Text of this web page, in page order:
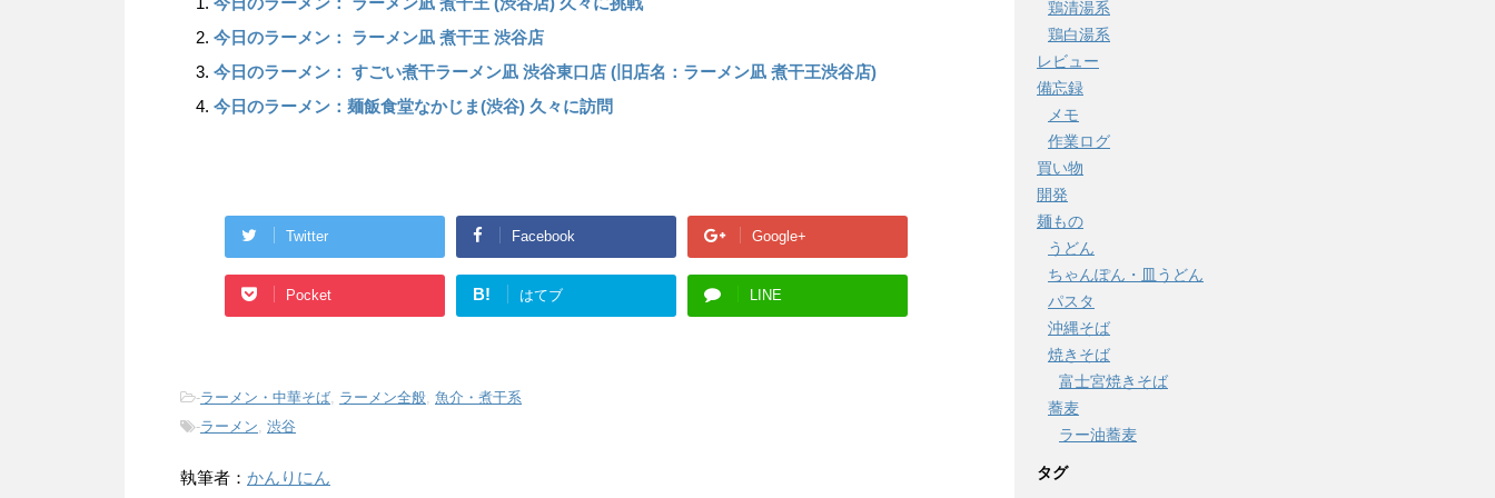
今日のラーメン： ラーメン凪 煮干王 渋谷店
今日のラーメン： すごい煮干ラーメン凪 渋谷東口店 (旧店名：ラーメン凪 煮干王渋谷店)
今日のラーメン：麺飯食堂なかじま(渋谷) 久々に訪問
Twitter Facebook Google+
Pocket B! はてブ LINE
-ラーメン・中華そば ラーメン全般 魚介・煮干系
-ラーメン 渋谷
執筆者： かんりにん
鶏清湯系
鶏白湯系
レビュー
備忘録
メモ
作業ログ
買い物
開発
麺もの
うどん
ちゃんぽん・皿うどん
パスタ
沖縄そば
焼きそば
富士宮焼きそば
蕎麦
ラー油蕎麦
タグ